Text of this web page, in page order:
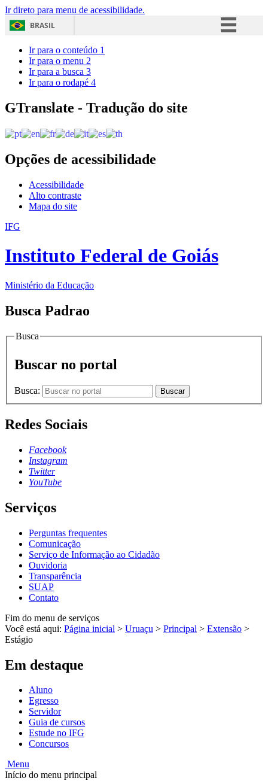
Ir direto para menu de acessibilidade.
BRASIL
Acesso à informação
Ir para o conteúdo 1
Ir para o menu 2
Ir para a busca 3
Ir para o rodapé 4
GTranslate - Tradução do site
Opções de acessibilidade
Acessibilidade
Alto contraste
Mapa do site
IFG
Instituto Federal de Goiás
Ministério da Educação
Busca Padrao
Busca
Buscar no portal
Busca: Buscar
Redes Sociais
Facebook
Instagram
Twitter
YouTube
Serviços
Perguntas frequentes
Comunicação
Serviço de Informação ao Cidadão
Ouvidoria
Transparência
SUAP
Contato
Fim do menu de serviços
Você está aqui: Página inicial > Uruaçu > Principal > Extensão >
Estágio
Em destaque
Aluno
Egresso
Servidor
Guia de cursos
Estude no IFG
Concursos
Menu
Início do menu principal